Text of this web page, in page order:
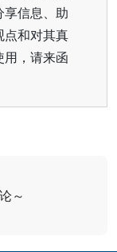
信息、助
点和对其真
用，请来函
～